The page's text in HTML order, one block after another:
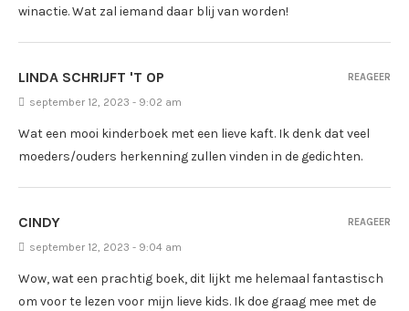
winactie. Wat zal iemand daar blij van worden!
LINDA SCHRIJFT 'T OP
september 12, 2023 - 9:02 am
Wat een mooi kinderboek met een lieve kaft. Ik denk dat veel
moeders/ouders herkenning zullen vinden in de gedichten.
REAGEER
CINDY
september 12, 2023 - 9:04 am
Wow, wat een prachtig boek, dit lijkt me helemaal fantastisch
om voor te lezen voor mijn lieve kids. Ik doe graag mee met de
REAGEER